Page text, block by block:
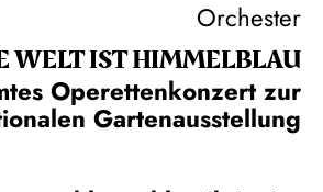
Orchester
WELT IST HIMMEL­BLAU
Operettenkonzert zur
Gartenausstellung